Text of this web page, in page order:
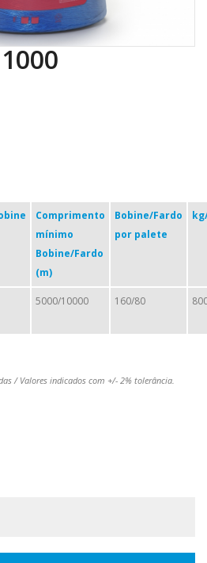
Comprimento
mínimo
Bobine/Fardo
(m)
Bobine/Fardo
por palete
5000/10000 160/80
/ Valores indicados com +/- 2% tolerância.